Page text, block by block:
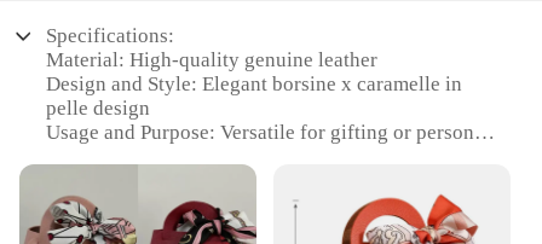
Specifications:
Material: High-quality genuine leather
Design and Style: Elegant borsine x caramelle in
pelle design
Usage and Purpose: Versatile for gifting or personal
Performance and Property: Durable and stylish
Shape or Size or Weight or Quantity: Variety of
sizes and colors available